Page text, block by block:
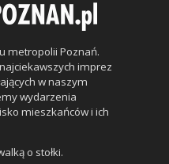
metropolii Poznań.
imprez
w naszym
wydarzenia
mieszkańców i ich
o stołki.